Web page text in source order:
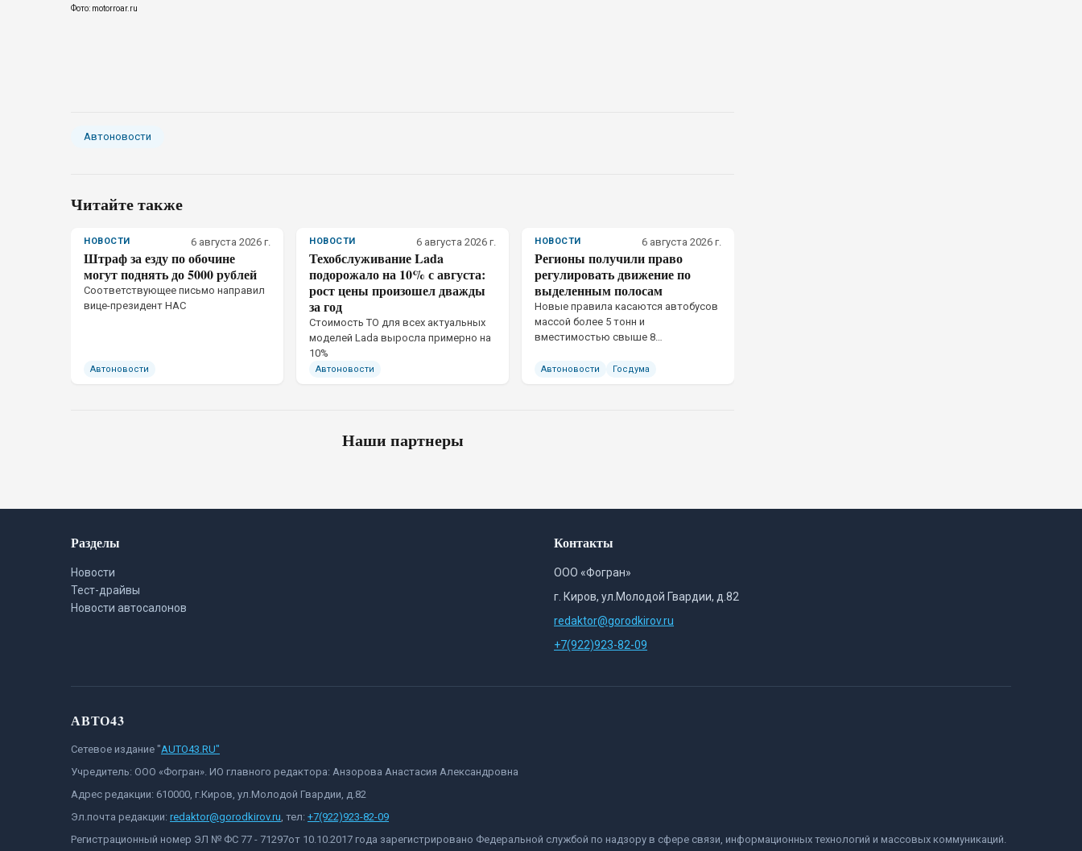
Фото: motorroar.ru
Автоновости
Читайте также
НОВОСТИ 6 августа 2026 г.
Штраф за езду по обочине
могут поднять до 5000 рублей
Соответствующее письмо направил
вице-президент НАС
Автоновости
НОВОСТИ 6 августа 2026 г.
Техобслуживание Lada
подорожало на 10% с августа:
рост цены произошел дважды
за год
Стоимость ТО для всех актуальных
моделей Lada выросла примерно на
10%
Автоновости
НОВОСТИ 6 августа 2026 г.
Регионы получили право
регулировать движение по
выделенным полосам
Новые правила касаются автобусов
массой более 5 тонн и
вместимостью свыше 8
Автоновости Госдума
Наши партнеры
Разделы
Новости
Тест-драйвы
Новости автосалонов
Контакты
ООО «Фогран»
г. Киров, ул.Молодой Гвардии, д.82
redaktor@gorodkirov.ru
+7(922)923-82-09
АВТО43
Сетевое издание "AUTO43.RU"
Учредитель: ООО «Фогран». ИО главного редактора: Анзорова Анастасия Александровна
Адрес редакции: 610000, г.Киров, ул.Молодой Гвардии, д.82
Эл.почта редакции: redaktor@gorodkirov.ru, тел: +7(922)923-82-09
Регистрационный номер ЭЛ № ФС 77 - 71297от 10.10.2017 года зарегистрировано Федеральной службой по надзору в сфере связи, информационных технологий и массовых коммуникаций.